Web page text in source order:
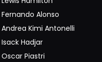
Fernando Alonso
Andrea Kimi Antonelli
Isack Hadjar
Oscar Piastri